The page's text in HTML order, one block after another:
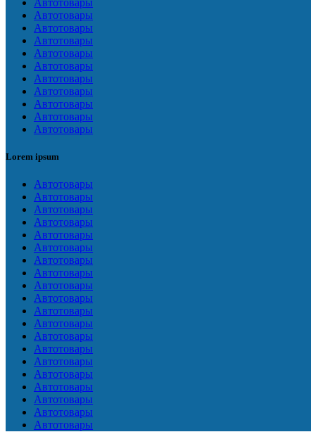
Автотовары
Автотовары
Автотовары
Автотовары
Автотовары
Автотовары
Автотовары
Автотовары
Автотовары
Автотовары
Lorem ipsum
Автотовары
Автотовары
Автотовары
Автотовары
Автотовары
Автотовары
Автотовары
Автотовары
Автотовары
Автотовары
Автотовары
Автотовары
Автотовары
Автотовары
Автотовары
Автотовары
Автотовары
Автотовары
Автотовары
Автотовары